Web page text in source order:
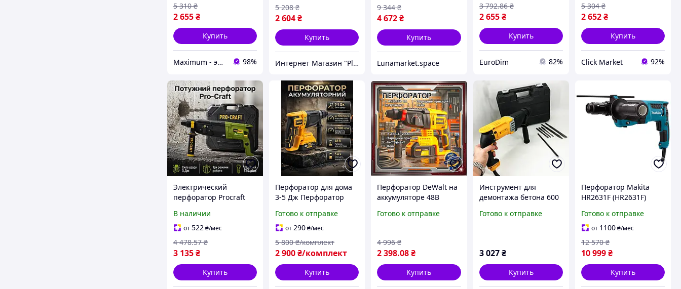
сетевые
2 655₴
5 310 ₴
Купить
Maximum - электрические и бензиновый инструмент 98%
CQS
2 604₴
5 208 ₴
Купить
Интернет Магазин "PlexStore"
электрический
перфоратор, QLL
4 672₴
9 344 ₴
Купить
Lunamarket.space
обмоткой
2 655 ₴
3 792.86 ₴
Купить
EuroDim 82%
2 652₴
5 304 ₴
Купить
Click Market 92%
Электрический
перфоратор Procraft
3 Дж и мощностью 790
Вт для сверления
отверстий в бетоне,
900 об мин
В наличии
от522₴/мес
3 135₴
4 478.57 ₴
Купить
Перфоратор для дома
3-5 Дж Перфоратор
уд/хв Перфоратор
строительный
профессиональный
Перфораторы с
патроном
Готово к отправке
от290₴/мес
2 900₴/комплект
5 800 ₴/комплект
Купить
Перфоратор DeWalt на
аккумуляторе 48В
дрель для долбления и
Готово к отправке
2 398.08₴
4 996 ₴
Купить
Инструмент для
демонтажа бетона 600
работы по камню,
Готово к отправке
3 027 ₴
Купить
Перфоратор Makita
HR2631F (HR2631F)
Готово к отправке
от 1100₴/мес
10 999₴
12 570 ₴
Купить